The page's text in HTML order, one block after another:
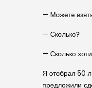
— Можете
— Сколько?
— Сколько
Я отобрал 50
предложили